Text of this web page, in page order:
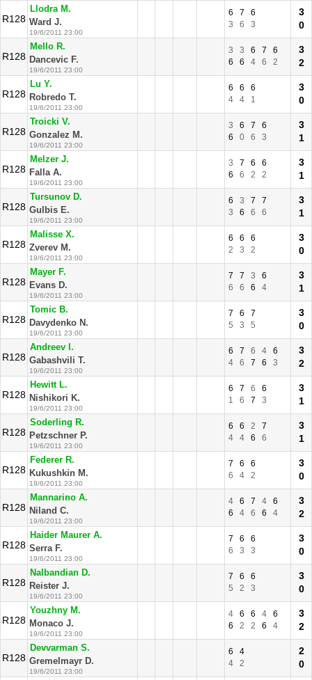
R128
Llodra M.
Ward J.
19/6/2011 23:00
6 7
6
3
6 3
3
0
R128
Mello R.
Dancevic F.
19/6/2011 23:00
3 3 6 7
6
6
6 4 6 2
3
2
R128
Lu Y.
Robredo T.
19/6/2011 23:00
6 6
6
4
4 1
3
0
R128
Troicki V.
Gonzalez M.
19/6/2011 23:00
3 6 7
6
6
0 6 3
3
1
R128
Melzer J.
Falla A.
19/6/2011 23:00
3 7 6
6
6
6 2 2
3
1
R128
Tursunov D.
Gulbis E.
19/6/2011 23:00
6 3 7
7
3
6 6 6
3
1
R128
Malisse X.
Zverev M.
19/6/2011 23:00
6 6
6
2
3 2
3
0
R128
Mayer F.
Evans D.
19/6/2011 23:00
7 7 3
6
6
6 6 4
3
1
R128
Tomic B.
Davydenko N.
19/6/2011 23:00
7 6
7
5
3 5
3
0
R128
Andreev I.
Gabashvili T.
19/6/2011 23:00
6 7 6 4
6
4
6 7 6 3
3
2
R128
Hewitt L.
Nishikori K.
19/6/2011 23:00
6 7 6
6
1
6 7 3
3
1
R128
Soderling R.
Petzschner P.
19/6/2011 23:00
6 6 2
7
4
4 6 6
3
1
R128
Federer R.
Kukushkin M.
19/6/2011 23:00
7 6
6
6
4 2
3
0
R128
Mannarino A.
Niland C.
19/6/2011 23:00
4 6 7 4
6
6
4 6 6 4
3
2
R128
Haider Maurer A.
Serra F.
19/6/2011 23:00
7 6
6
6
3 3
3
0
R128
Nalbandian D.
Reister J.
19/6/2011 23:00
7 6
6
5
2 3
3
0
R128
Youzhny M.
Monaco J.
19/6/2011 23:00
4 6 6 4
6
6
2 2 6 4
3
2
R128
Devvarman S.
Gremelmayr D.
19/6/2011 23:00
6
4
4
2
2
0